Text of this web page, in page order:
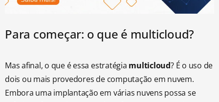
Para começar: o que é multicloud?
Mas afinal, o que é essa estratégia multicloud? É o uso de
dois ou mais provedores de computação em nuvem.
Embora uma implantação em várias nuvens possa se